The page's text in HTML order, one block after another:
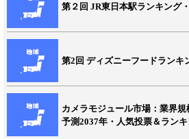
第２回 JR東日本駅ランキング
第2回 ディズニーフードランキ
カメラモジュール市場：業界規
予測2037年・人気投票＆ラン